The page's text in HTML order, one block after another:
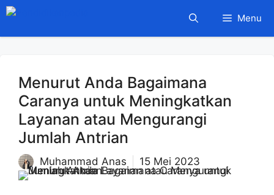
Langsung
isi
Menu
Menurut Anda Bagaimana
Caranya untuk Meningkatkan
Layanan atau Mengurangi
Jumlah Antrian
Muhammad Anas 15 Mei 2023